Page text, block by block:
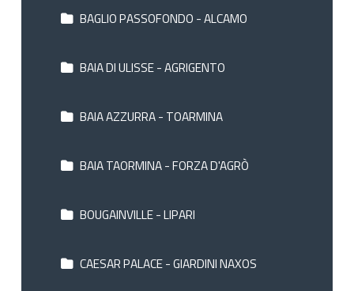
BAGLIO PASSOFONDO - ALCAMO
BAIA DI ULISSE - AGRIGENTO
BAIA AZZURRA - TOARMINA
BAIA TAORMINA - FORZA D'AGRÒ
BOUGAINVILLE - LIPARI
CAESAR PALACE - GIARDINI NAXOS